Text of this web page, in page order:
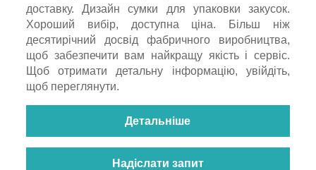
доставку. Дизайн сумки для упаковки закусок.
Хороший вибір, доступна ціна. Більш ніж
десятирічний досвід фабричного виробництва,
щоб забезпечити вам найкращу якість і сервіс.
Щоб отримати детальну інформацію, увійдіть,
щоб переглянути.
Детальніше
Надіслати запит